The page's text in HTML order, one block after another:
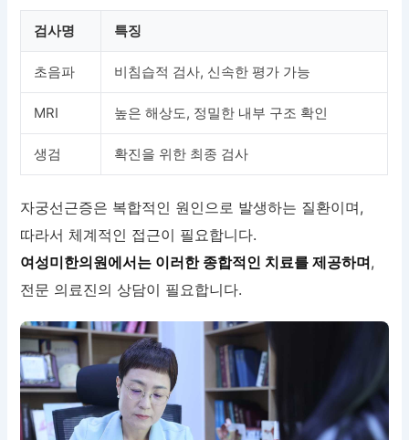
검사명 특징
초음파 비침습적 검사, 신속한 평가 가능
MRI 높은 해상도, 정밀한 내부 구조 확인
생검 확진을 위한 최종 검사
자궁선근증은 복합적인 원인으로 발생하는 질환이며,
따라서 체계적인 접근이 필요합니다.
여성미한의원에서는 이러한 종합적인 치료를 제공하며,
전문 의료진의 상담이 필요합니다.